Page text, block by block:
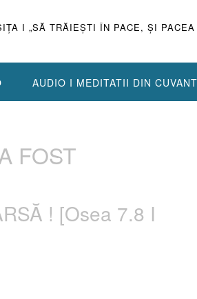
I „SĂ TRĂIEŞTI ÎN PACE, ŞI
AUDIO I MEDITATII DIN CUVANT
FOST
! [Osea 7.8 I